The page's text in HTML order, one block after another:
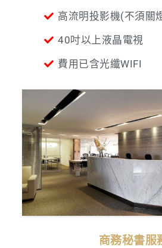
高流明投影機(不須關
40吋以上液晶電視
費用已含光纖WIFI
商務秘書服